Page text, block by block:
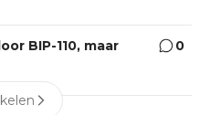
BIP-110, maar
0